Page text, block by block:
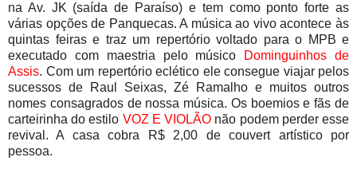
na Av. JK (saída de Paraíso) e tem como ponto forte as
várias opções de Panquecas. A música ao vivo acontece às
quintas feiras e traz um repertório voltado para o MPB e
executado com maestria pelo músico
Dominguinhos de
Assis. Com um repertório eclético ele consegue viajar pelos
sucessos de Raul Seixas, Zé Ramalho e muitos outros
nomes consagrados de nossa música. Os boemios e fãs de
carteirinha do estilo VOZ E VIOLÃO não podem perder esse
revival. A casa cobra R$ 2,00 de couvert artístico por
pessoa.